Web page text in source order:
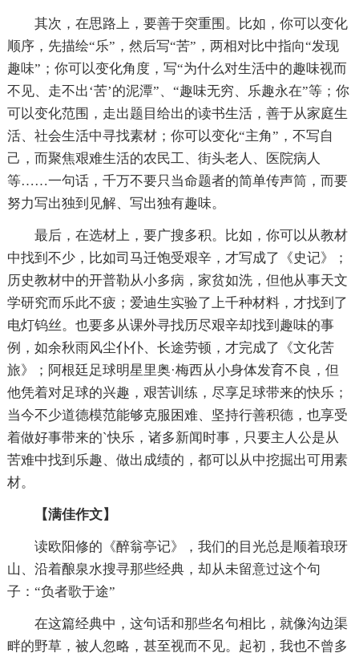
其次，在思路上，要善于突重围。比如，你可以变化
顺序，先描绘“乐”，然后写“苦”，两相对比中指向“发现
趣味”；你可以变化角度，写“为什么对生活中的趣味视而
不见、走不出‘苦’的泥潭”、“趣味无穷、乐趣永在”等；你
可以变化范围，走出题目给出的读书生活，善于从家庭生
活、社会生活中寻找素材；你可以变化“主角”，不写自
己，而聚焦艰难生活的农民工、街头老人、医院病人
等……一句话，千万不要只当命题者的简单传声筒，而要
努力写出独到见解、写出独有趣味。
最后，在选材上，要广搜多积。比如，你可以从教材
中找到不少，比如司马迁饱受艰辛，才写成了《史记》；
历史教材中的开普勒从小多病，家贫如洗，但他从事天文
学研究而乐此不疲；爱迪生实验了上千种材料，才找到了
电灯钨丝。也要多从课外寻找历尽艰辛却找到趣味的事
例，如余秋雨风尘仆仆、长途劳顿，才完成了《文化苦
旅》；阿根廷足球明星里奥·梅西从小身体发育不良，但
他凭着对足球的兴趣，艰苦训练，尽享足球带来的快乐；
当今不少道德模范能够克服困难、坚持行善积德，也享受
着做好事带来的`快乐，诸多新闻时事，只要主人公是从
苦难中找到乐趣、做出成绩的，都可以从中挖掘出可用素
材。
【满佳作文】
读欧阳修的《醉翁亭记》，我们的目光总是顺着琅玡
山、沿着酿泉水搜寻那些经典，却从未留意过这个句
子：“负者歌于途”
在这篇经典中，这句话和那些名句相比，就像沟边渠
畔的野草，被人忽略，甚至视而不见。起初，我也不曾多